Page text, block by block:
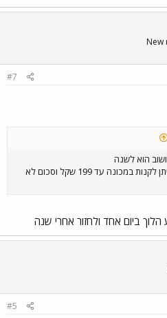
New
#7
הוא לשנה
ובכרטיס אשראי ניתן לקנות במכונה עד 199 שקל וסכום לא
הלוך ביום אחד ולחזור אחרי שנה
#5